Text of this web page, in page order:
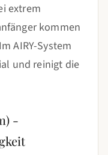
extrem
kommen
AIRY-System
und reinigt die
-